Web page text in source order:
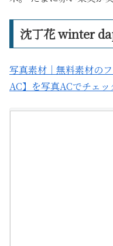
沈丁花 winter
写真素材｜無料素材の
AC】を写真ACでチェッ